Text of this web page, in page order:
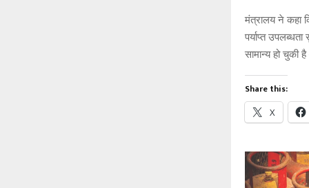
मंत्रालय ने कहा
पर्याप्त
सामान्य हो चुकी
Share this:
X